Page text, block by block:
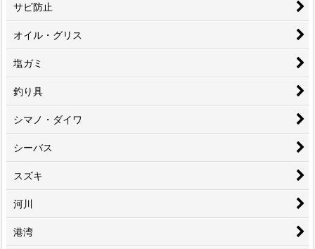
サビ防止
オイル・グリス
塩ガミ
釣り具
シマノ・ダイワ
シーバス
スズキ
河川
港湾